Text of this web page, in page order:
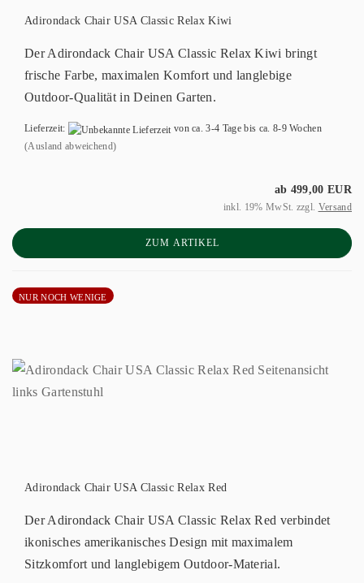
Adirondack Chair USA Classic Relax Kiwi
Der Adirondack Chair USA Classic Relax Kiwi bringt
frische Farbe, maximalen Komfort und langlebige
Outdoor-Qualität in Deinen Garten.
Lieferzeit:
von ca. 3-4 Tage bis ca. 8-9 Wochen
(Ausland abweichend)
ab 499,00 EUR
inkl. 19% MwSt. zzgl. Versand
ZUM ARTIKEL
NUR NOCH WENIGE
Adirondack Chair USA Classic Relax Red
Der Adirondack Chair USA Classic Relax Red verbindet
ikonisches amerikanisches Design mit maximalem
Sitzkomfort und langlebigem Outdoor-Material.